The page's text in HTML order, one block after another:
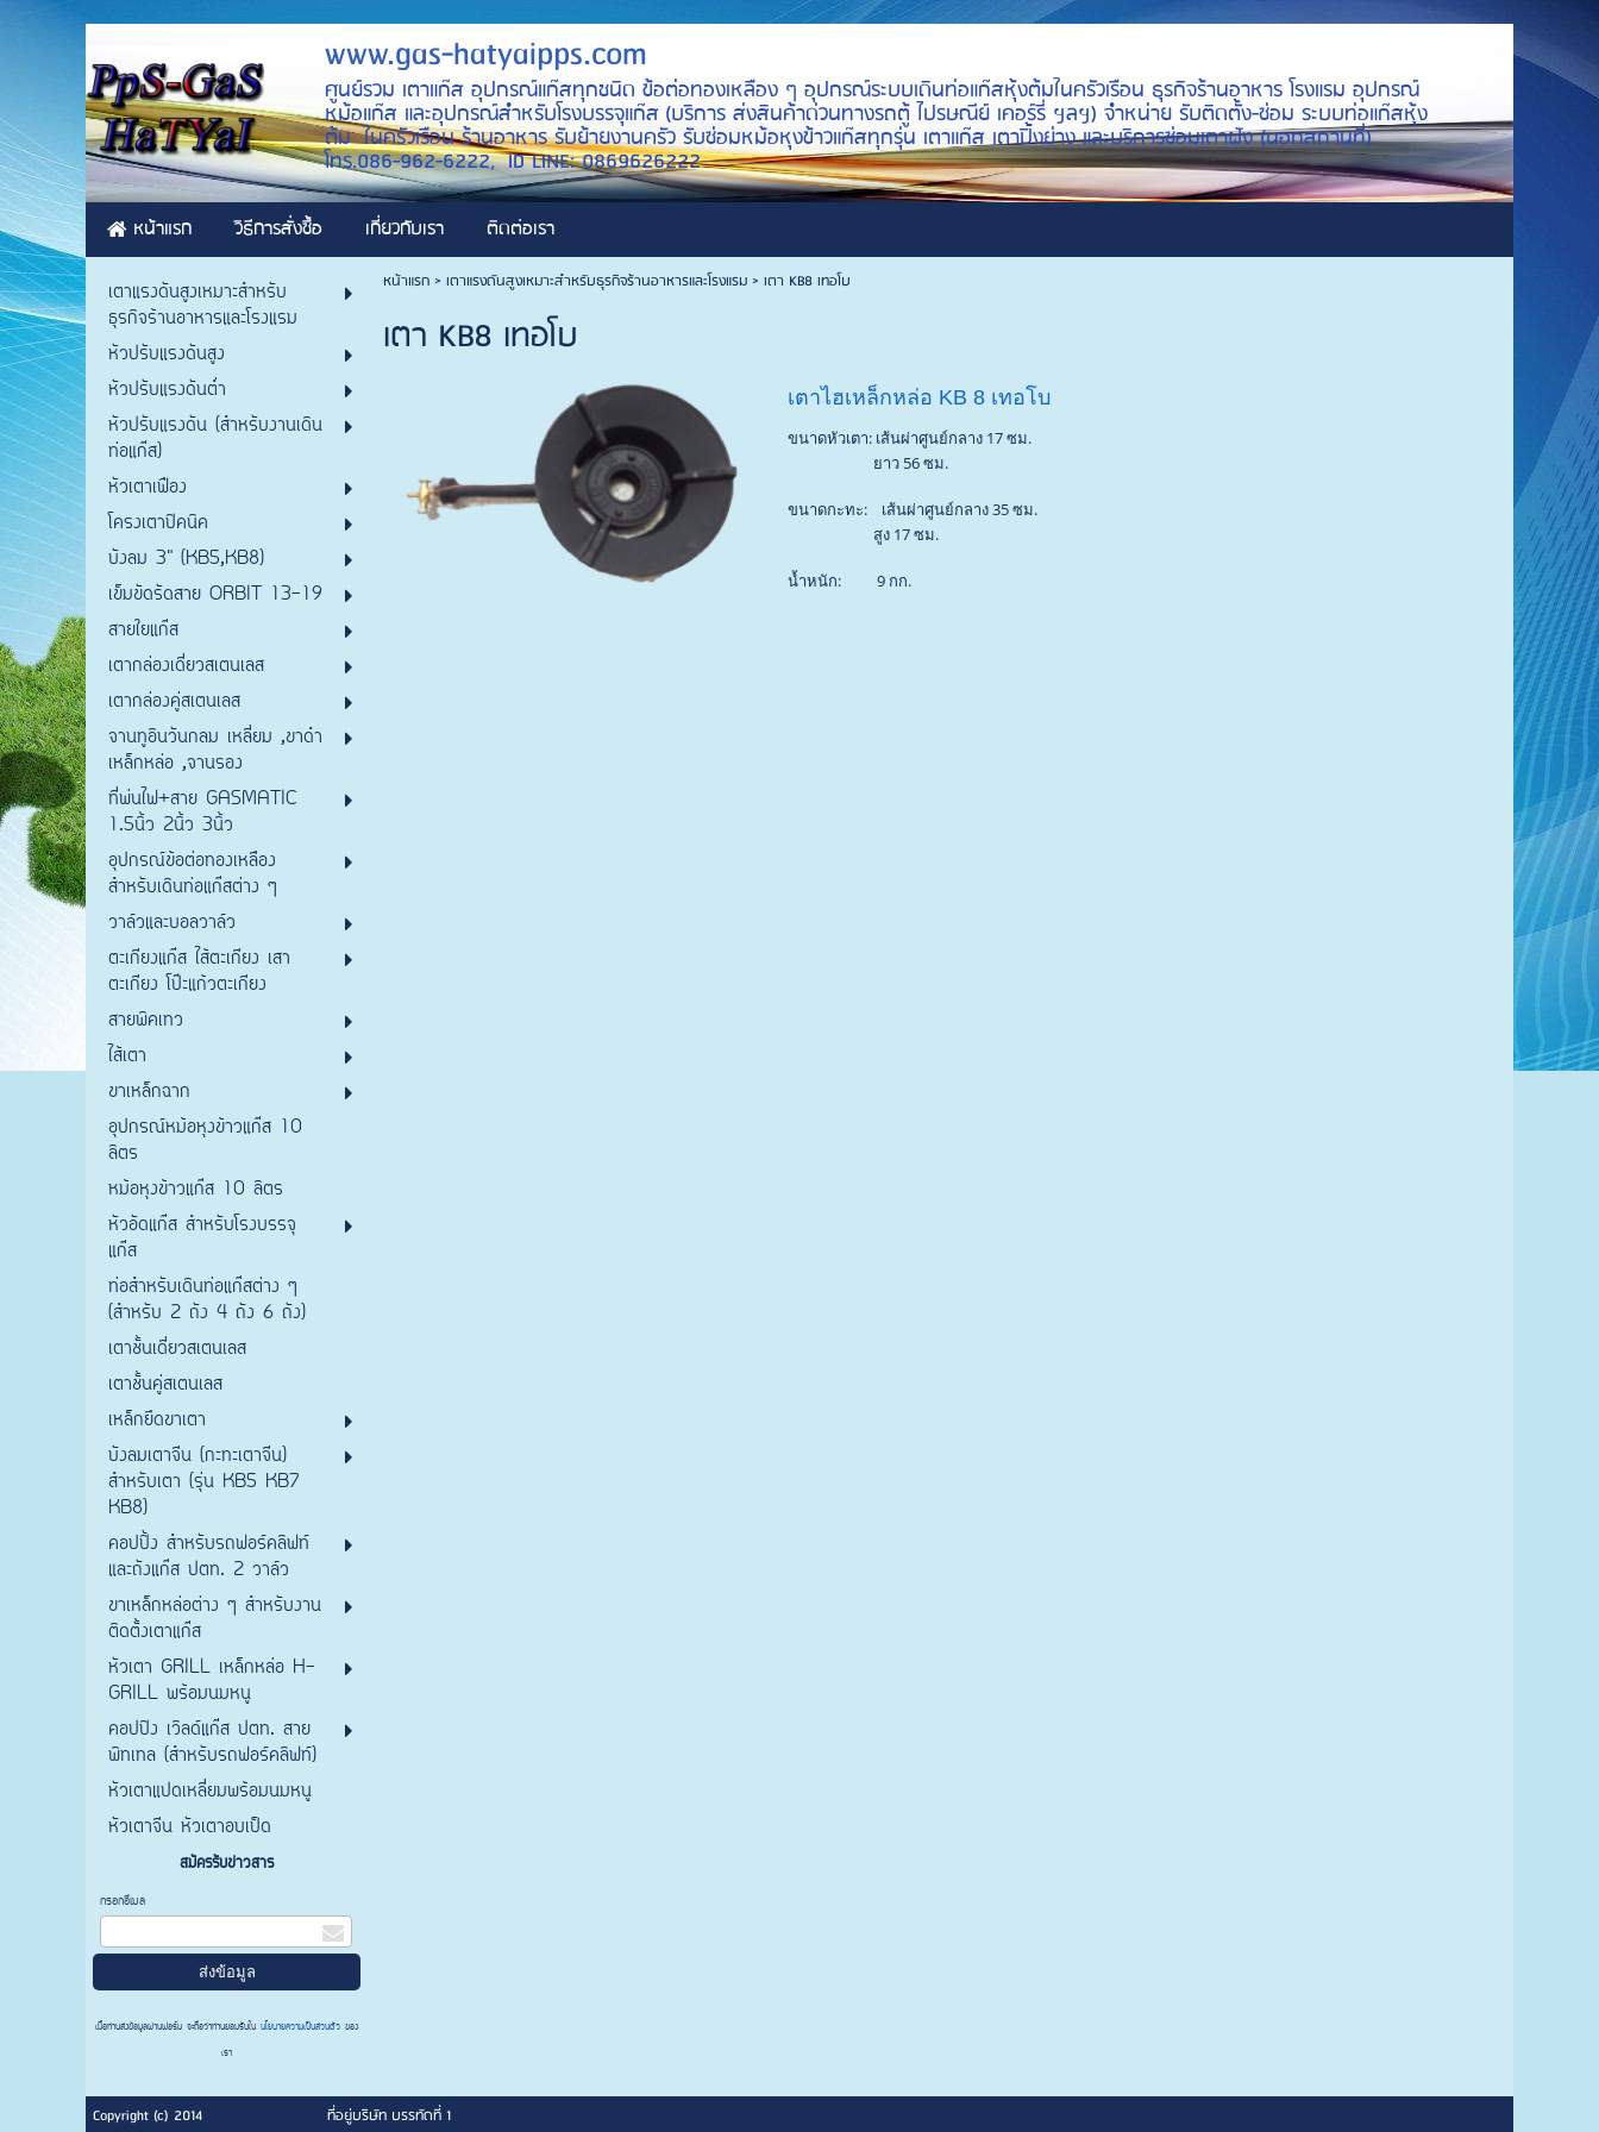
www.gas-hatyaipps.com
ศูนย์รวม เตาแก๊ส อุปกรณ์แก๊สทุกชนิด ข้อต่อทองเหลือง ๆ อุปกรณ์ระบบเดินท่อแก๊สหุ้งต้มในครัวเรือน ธุรกิจร้านอาหาร โรงแรม อุปกรณ์
หม้อแก๊ส และอุปกรณ์สำหรับโรงบรรจุแก๊ส (บริการ ส่งสินค้าด่วนทางรถตู้ ไปรษณีย์ เคอร์รี่ ฯลฯ) จำหน่าย รับติดตั้ง-ซ่อม ระบบท่อแก๊สหุ้ง
ต้ม ในครัวเรือน ร้านอาหาร รับย้ายงานครัว รับซ่อมหม้อหุงข้าวแก๊สทุกรุ่น เตาแก๊ส เตาปิ้งย่าง และบริการซ่อมเตาฝัง (นอกสถานที่)
โทร.086-962-6222, ID LINE: 0869626222
หน้าแรก วิธีการสั่งซื้อ เกี่ยวกับเรา ติดต่อเรา
เตาแรงดันสูงเหมาะสำหรับ
ธุรกิจร้านอาหารและโรงแรม
หัวปรับแรงดันสูง
หัวปรับแรงดันต่ำ
หัวปรับแรงดัน (สำหรับงานเดิน
ท่อแก๊ส)
หัวเตาเฟือง
โครงเตาปิคนิค
บังลม 3" (KB5,KB8)
เข็มขัดรัดสาย ORBIT 13-19
สายใยแก๊ส
เตากล่องเดี่ยวสเตนเลส
เตากล่องคู่สเตนเลส
จานทูอินวันกลม เหลี่ยม ,ขาดำ
เหล็กหล่อ ,จานรอง
ที่พ่นไฟ+สาย GASMATIC
1.5นิ้ว 2นิ้ว 3นิ้ว
อุปกรณ์ข้อต่อทองเหลือง
สำหรับเดินท่อแก๊สต่าง ๆ
วาล์วและบอลวาล์ว
ตะเกียงแก๊ส ไส้ตะเกียง เสา
ตะเกียง โป๊ะแก้วตะเกียง
สายพิคเทว
ไส้เตา
ขาเหล็กฉาก
อุปกรณ์หม้อหุงข้าวแก๊ส 10
ลิตร
หม้อหุงข้าวแก๊ส 10 ลิตร
หัวอัดแก๊ส สำหรับโรงบรรจุ
แก๊ส
ท่อสำหรับเดินท่อแก๊สต่าง ๆ
(สำหรับ 2 ถัง 4 ถัง 6 ถัง)
เตาชั้นเดี่ยวสเตนเลส
เตาชั้นคู่สเตนเลส
เหล็กยึดขาเตา
บังลมเตาจีน (กะทะเตาจีน)
สำหรับเตา (รุ่น KB5 KB7
KB8)
คอปปิ้ง สำหรับรถฟอร์คลิฟท์
และถังแก๊ส ปตท. 2 วาล์ว
ขาเหล็กหล่อต่าง ๆ สำหรับงาน
ติดตั้งเตาแก๊ส
หัวเตา GRILL เหล็กหล่อ H-
GRILL พร้อมนมหนู
คอปปิง เวิลด์แก๊ส ปตท. สาย
พิทเทล (สำหรับรถฟอร์คลิฟท์)
หัวเตาแปดเหลี่ยมพร้อมนมหนู
หัวเตาจีน หัวเตาอบเป็ด
สมัครรับข่าวสาร
กรอกอีเมล
เมื่อท่านส่งข้อมูลผ่านฟอร์ม จะถือว่าท่านยอมรับในนโยบายความเป็นส่วนตัวของ
เรา
หน้าแรก> เตาแรงดันสูงเหมาะสำหรับธุรกิจร้านอาหารและโรงแรม> เตา KB8 เทอโบ
เตา KB8 เทอโบ
เตาไฮเหล็กหล่อ KB 8 เทอโบ
ขนาดหัวเตา: เส้นผ่าศูนย์กลาง 17 ซม.
ยาว 56 ซม.
ขนาดกะทะ: เส้นผ่าศูนย์กลาง 35 ซม.
สูง 17 ซม.
น้ำหนัก: 9 กก.
Copyright (c) 2014
ที่อยู่บริษัท บรรทัดที่ 1